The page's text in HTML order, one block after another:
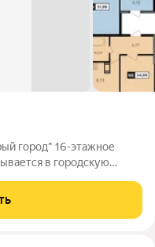
город" 16-этажное
в городскую
обладателей.